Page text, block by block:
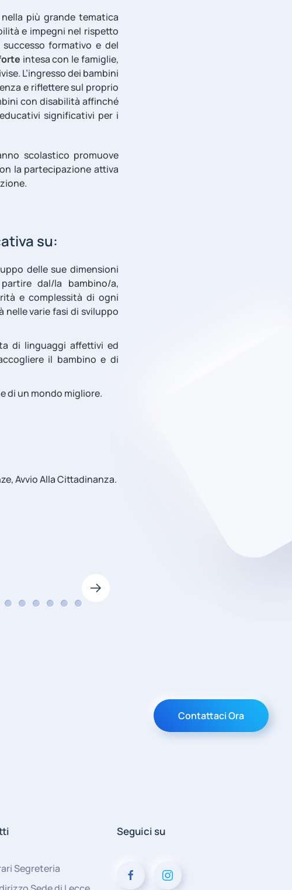
più grande tematica
e impegni nel rispetto
formativo e del
intesa con le famiglie,
L’ingresso dei bambini
e riflettere sul proprio
con disabilità affinché
significativi per i
scolastico promuove
la partecipazione attiva
su:
delle sue dimensioni
dal/la bambino/a,
e complessità di ogni
varie fasi di sviluppo
di linguaggi affettivi ed
il bambino e di
di un mondo migliore.
Avvio Alla Cittadinanza.
Contattaci Ora
Segreteria
Seguici su